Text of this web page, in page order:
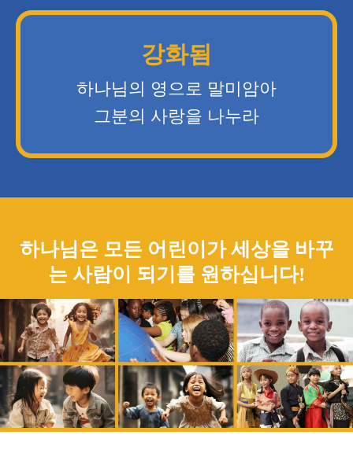
강화됨
하나님의 영으로 말미암아
그분의 사랑을 나누라
하나님은 모든 어린이가 세상을 바꾸
는 사람이 되기를 원하십니다!